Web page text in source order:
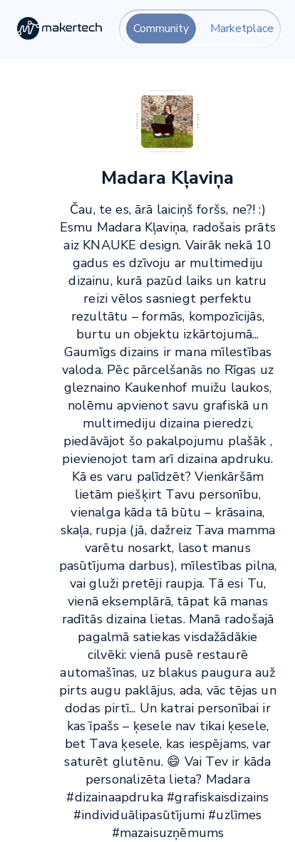
Community Marketplace
Madara Kļaviņa
Čau, te es, ārā laiciņš foršs, ne?! :)
Esmu Madara Kļaviņa, radošais prāts
aiz KNAUKE design. Vairāk nekā 10
gadus es dzīvoju ar multimediju
dizainu, kurā pazūd laiks un katru
reizi vēlos sasniegt perfektu
rezultātu – formās, kompozīcijās,
burtu un objektu izkārtojumā...
Gaumīgs dizains ir mana mīlestības
valoda. Pēc pārcelšanās no Rīgas uz
gleznaino Kaukenhof muižu laukos,
nolēmu apvienot savu grafiskā un
multimediju dizaina pieredzi,
piedāvājot šo pakalpojumu plašāk ,
pievienojot tam arī dizaina apdruku.
Kā es varu palīdzēt? Vienkāršām
lietām piešķirt Tavu personību,
vienalga kāda tā būtu – krāsaina,
skaļa, rupja (jā, dažreiz Tava mamma
varētu nosarkt, lasot manus
pasūtījuma darbus), mīlestības pilna,
vai gluži pretēji raupja. Tā esi Tu,
vienā eksemplārā, tāpat kā manas
radītās dizaina lietas. Manā radošajā
pagalmā satiekas visdažādākie
cilvēki: vienā pusē restaurē
automašīnas, uz blakus paugura auž
pirts augu paklājus, ada, vāc tējas un
dodas pirtī... Un katrai personībai ir
kas īpašs – ķesele nav tikai ķesele,
bet Tava ķesele, kas iespējams, var
saturēt glutēnu. 😄 Vai Tev ir kāda
personalizēta lieta? Madara
#dizainaapdruka #grafiskaisdizains
#individuālipasūtījumi #uzlīmes
#mazaisuzņēmums